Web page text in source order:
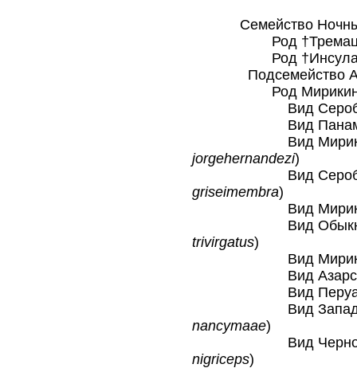
Семейство Ночные
Род
Род
Подсемейство
Род
Вид
Вид Панамская
Вид Мирикина
jorgehernandezi)
Вид
griseimembra)
Вид Мирикина
Вид
trivirgatus)
Вид Мирикина
Вид Азарская
Вид
Вид
nancymaae)
Вид
nigriceps)